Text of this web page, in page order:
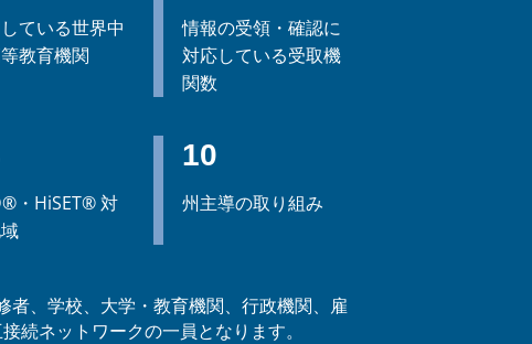
ている世界中
教育機関
情報の受領・確認に
対応している受取機
関数
・HiSET® 対
10
州主導の取り組み
、学校、大学・教育機関、行政機関、雇
続ネットワークの一員となります。